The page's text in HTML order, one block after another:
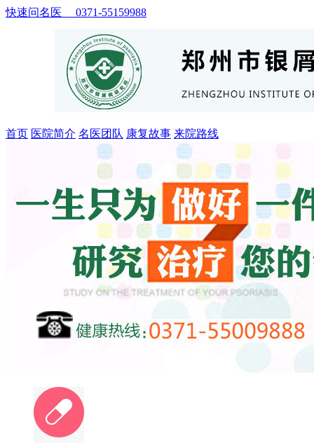
快速问名医 0371-55159988
首页 医院简介 名医团队 康复故事 来院路线